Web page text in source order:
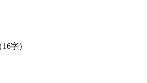
16字）